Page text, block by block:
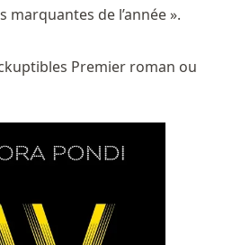
marquantes de l’année ».
Premier roman ou